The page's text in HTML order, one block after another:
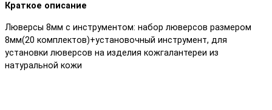
Краткое описание
Люверсы 8мм с инструментом: набор люверсов размером
8мм(20 комплектов)+установочный инструмент, для
установки люверсов на изделия кожгалантереи из
натуральной кожи